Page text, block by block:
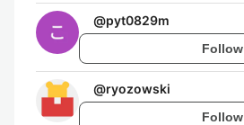
@pyt0829m
Follow
@ryozowski
Follow